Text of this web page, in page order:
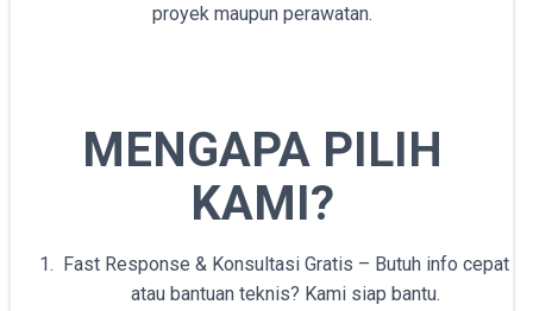
proyek maupun perawatan.
MENGAPA PILIH
KAMI?
Fast Response & Konsultasi Gratis – Butuh info cepat
atau bantuan teknis? Kami siap bantu.